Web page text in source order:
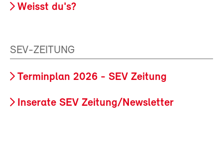
Weisst du's?
SEV-ZEITUNG
Terminplan 2026 - SEV Zeitung
Inserate SEV Zeitung/Newsletter